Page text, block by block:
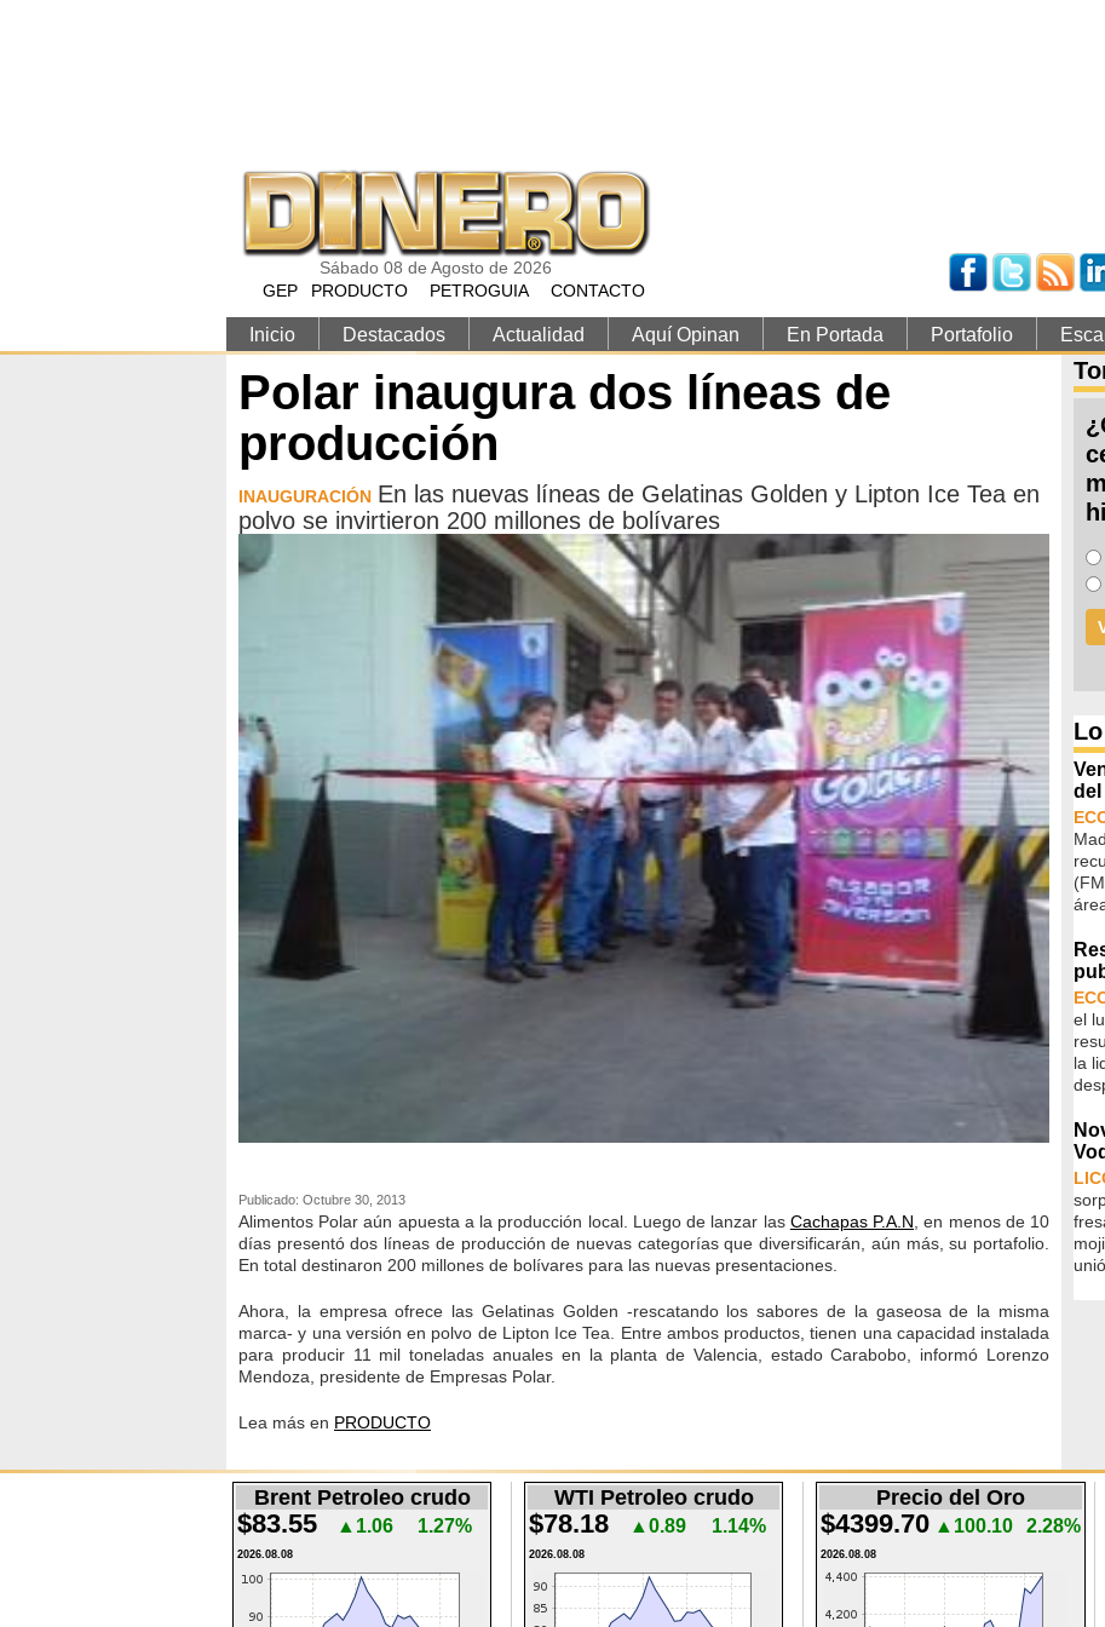
Sábado 08 de Agosto de 2026
GEP PRODUCTO PETROGUIA CONTACTO
Inicio Destacados Actualidad Aquí Opinan En Portada Portafolio
Polar inaugura dos líneas de
producción
INAUGURACIÓN En las nuevas líneas de Gelatinas Golden y Lipton Ice Tea en
polvo se invirtieron 200 millones de bolívares
Publicado: Octubre 30, 2013
Alimentos Polar aún apuesta a la producción local. Luego de lanzar las Cachapas P.A.N , en menos de 10
días presentó dos líneas de producción de nuevas categorías que diversificarán, aún más, su portafolio.
En total destinaron 200 millones de bolívares para las nuevas presentaciones.
Ahora, la empresa ofrece las Gelatinas Golden -rescatando los sabores de la gaseosa de la misma
marca- y una versión en polvo de Lipton Ice Tea. Entre ambos productos, tienen una capacidad instalada
para producir 11 mil toneladas anuales en la planta de Valencia, estado Carabobo, informó Lorenzo
Mendoza, presidente de Empresas Polar.
Lea más en PRODUCTO
del
el
la
Brent Petroleo crudo
$83.55 ▲1.06 1.27%
2026.08.08
WTI Petroleo crudo
$78.18 ▲0.89 1.14%
2026.08.08
Precio del Oro
$4399.70 ▲100.10 2.28%
2026.08.08